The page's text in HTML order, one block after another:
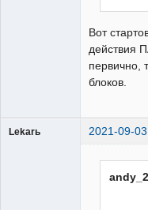
Вот
действия
первично,
блоков.
Lekarь 2021-09-